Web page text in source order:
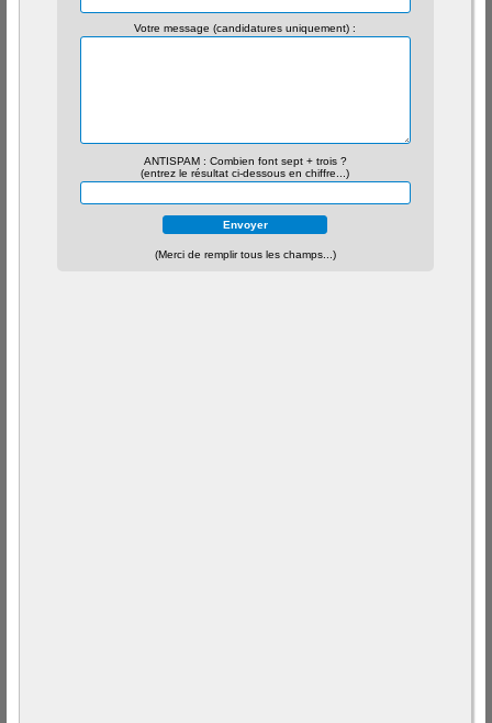
Votre message (candidatures uniquement) :
ANTISPAM : Combien font sept + trois ?
(entrez le résultat ci-dessous en chiffre...)
(Merci de remplir tous les champs...)